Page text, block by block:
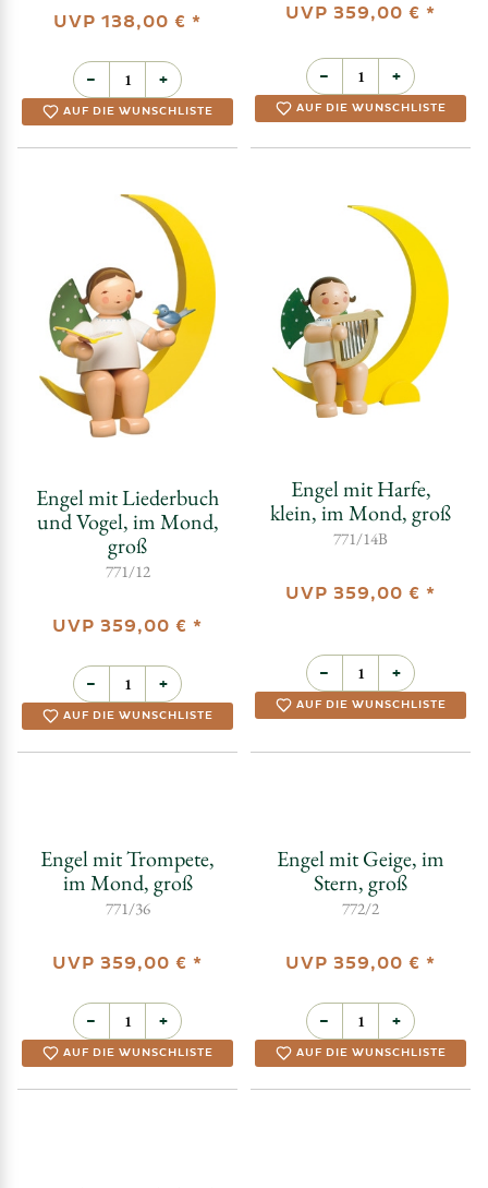
UVP 138,00 € *
− +
AUF DIE WUNSCHLISTE
UVP 359,00 € *
− +
AUF DIE WUNSCHLISTE
Engel mit Liederbuch
und Vogel, im Mond,
groß
771/12
UVP 359,00 € *
− +
AUF DIE WUNSCHLISTE
Engel mit Harfe,
klein, im Mond, groß
771/14B
UVP 359,00 € *
− +
AUF DIE WUNSCHLISTE
Engel mit Trompete,
Engel mit Geige, im